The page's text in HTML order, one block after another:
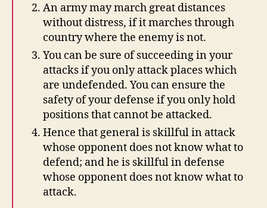
An army may march great distances
without distress, if it marches through
country where the enemy is not.
You can be sure of succeeding in your
attacks if you only attack places which
are undefended. You can ensure the
safety of your defense if you only hold
positions that cannot be attacked.
Hence that general is skillful in attack
whose opponent does not know what to
defend; and he is skillful in defense
whose opponent does not know what to
attack.